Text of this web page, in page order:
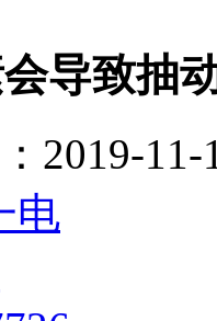
导致抽
2019-11-